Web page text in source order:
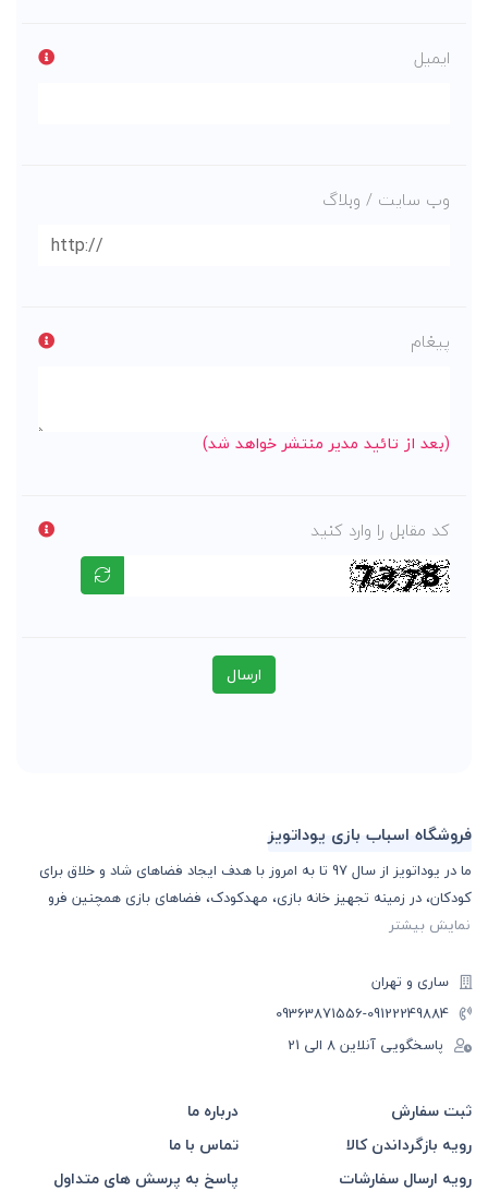
ایمیل
وب سایت / وبلاگ
پیغام
(بعد از تائید مدیر منتشر خواهد شد)
کد مقابل را وارد کنید
ارسال
فروشگاه اسباب بازی یوداتویز
ما در یوداتویز از سال 97 تا به امروز با هدف ایجاد فضاهای شاد و خلاق برای
کودکان، در زمینه تجهیز خانه بازی، مهدکودک، فضاهای بازی همچنین فرو
نمایش بیشتر
ساری و تهران
09122249884
-09363871556
پاسخگویی آنلاین 8 الی 21
ثبت سفارش
درباره ما
رویه بازگرداندن کالا
تماس با ما
رویه ارسال سفارشات
پاسخ به پرسش های متداول